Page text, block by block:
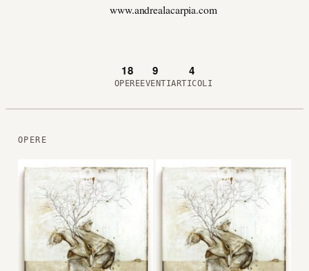
www.andrealacarpia.com
18
OPERE
9
EVENTI
4
ARTICOLI
OPERE